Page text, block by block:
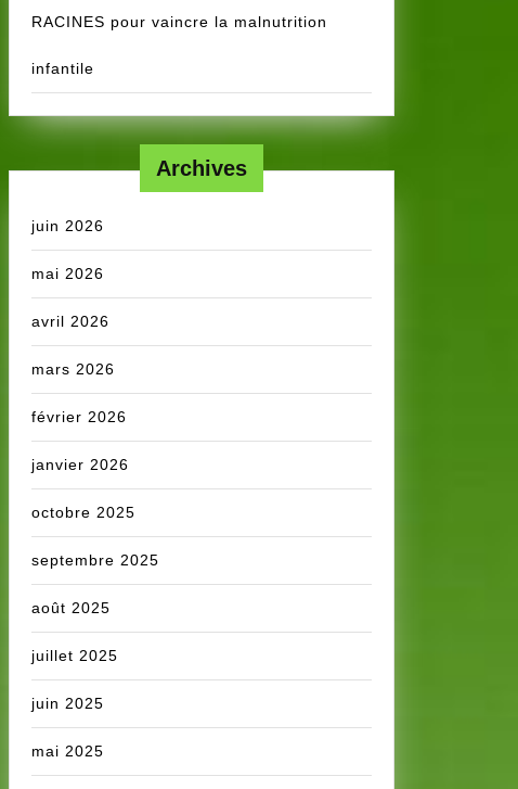
RACINES pour vaincre la malnutrition
infantile
Archives
juin 2026
mai 2026
avril 2026
mars 2026
février 2026
janvier 2026
octobre 2025
septembre 2025
août 2025
juillet 2025
juin 2025
mai 2025